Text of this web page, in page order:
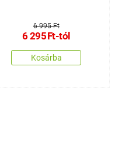
6 995 Ft
6 295Ft-tól
Kosárba